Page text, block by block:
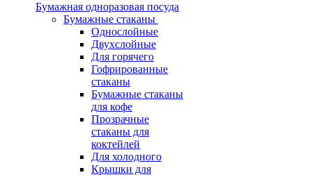
Бумажная одноразовая посуда
Бумажные стаканы
Однослойные
Двухслойные
Для горячего
Гофрированные
стаканы
Бумажные стаканы
для кофе
Прозрачные
стаканы для
коктейлей
Для холодного
Крышки для